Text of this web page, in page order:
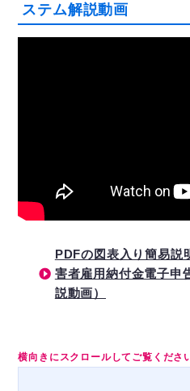
ステム解説動画
PDFの図表入り簡易説
害者雇用納付金電子
説動画）